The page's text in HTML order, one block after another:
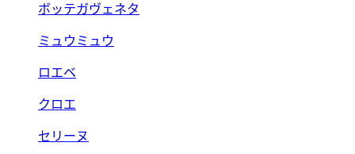
ボッテガヴェネタ
ミュウミュウ
ロエベ
クロエ
セリーヌ